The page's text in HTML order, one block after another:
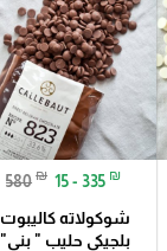
580 ₪ 15 - 335 ₪
شوكولاته كاليبوت
بلجيكي حليب " بني"